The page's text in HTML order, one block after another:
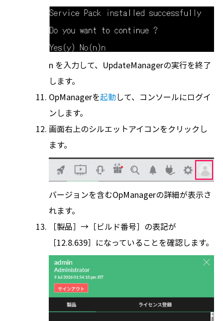
n を入力して、UpdateManagerの実行を終了
します。
OpManagerを起動して、コンソールにログイ
ンします。
画面右上のシルエットアイコンをクリックし
ます。
バージョンを含むOpManagerの詳細が表示さ
れます。
［製品］→［ビルド番号］の表記が
［12.8.639］になっていることを確認します。